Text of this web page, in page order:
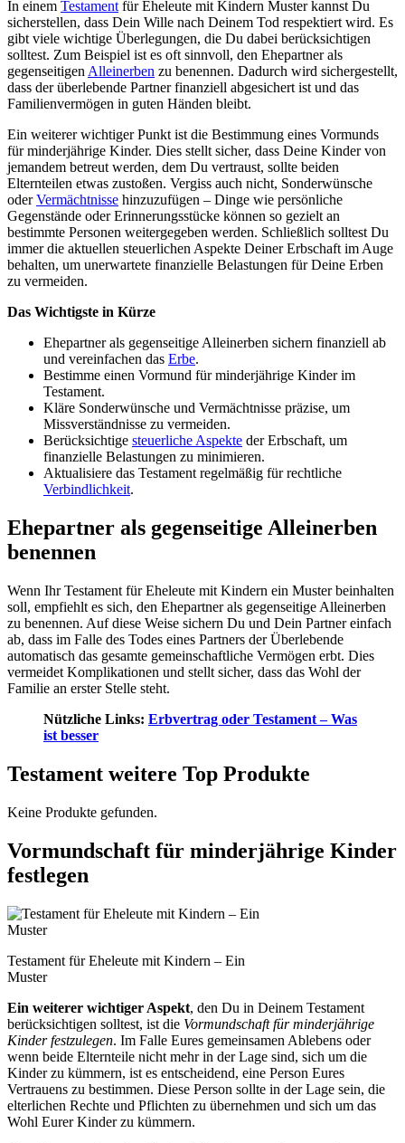
In einem Testament für Eheleute mit Kindern Muster kannst Du
sicherstellen, dass Dein Wille nach Deinem Tod respektiert wird. Es
gibt viele wichtige Überlegungen, die Du dabei berücksichtigen
solltest. Zum Beispiel ist es oft sinnvoll, den Ehepartner als
gegenseitigen Alleinerben zu benennen. Dadurch wird sichergestellt,
dass der überlebende Partner finanziell abgesichert ist und das
Familienvermögen in guten Händen bleibt.
Ein weiterer wichtiger Punkt ist die Bestimmung eines Vormunds
für minderjährige Kinder. Dies stellt sicher, dass Deine Kinder von
jemandem betreut werden, dem Du vertraust, sollte beiden
Elternteilen etwas zustoßen. Vergiss auch nicht, Sonderwünsche
oderVermächtnisse hinzuzufügen – Dinge wie persönliche
Gegenstände oder Erinnerungsstücke können so gezielt an
bestimmte Personen weitergegeben werden. Schließlich solltest Du
immer die aktuellen steuerlichen Aspekte Deiner Erbschaft im Auge
behalten, um unerwartete finanzielle Belastungen für Deine Erben
zu vermeiden.
Das Wichtigste in Kürze
Ehepartner als gegenseitige Alleinerben sichern finanziell ab
und vereinfachen das Erbe.
Bestimme einen Vormund für minderjährige Kinder im
Testament.
Kläre Sonderwünsche und Vermächtnisse präzise, um
Missverständnisse zu vermeiden.
Berücksichtige steuerliche Aspekte der Erbschaft, um
finanzielle Belastungen zu minimieren.
Aktualisiere das Testament regelmäßig für rechtliche
Verbindlichkeit.
Ehepartner als gegenseitige Alleinerben
benennen
Wenn Ihr Testament für Eheleute mit Kindern ein Muster beinhalten
soll, empfiehlt es sich, den Ehepartner als gegenseitige Alleinerben
zu benennen. Auf diese Weise sichern Du und Dein Partner einfach
ab, dass im Falle des Todes eines Partners der Überlebende
automatisch das gesamte gemeinschaftliche Vermögen erbt. Dies
vermeidet Komplikationen und stellt sicher, dass das Wohl der
Familie an erster Stelle steht.
Nützliche Links: Erbvertrag oder Testament – Was
ist besser
Testament weitere Top Produkte
Keine Produkte gefunden.
Vormundschaft für minderjährige Kinder
festlegen
Testament für Eheleute mit Kindern – Ein
Muster
Ein weiterer wichtiger Aspekt, den Du in Deinem Testament
berücksichtigen solltest, ist die Vormundschaft für minderjährige
Kinder festzulegen. Im Falle Eures gemeinsamen Ablebens oder
wenn beide Elternteile nicht mehr in der Lage sind, sich um die
Kinder zu kümmern, ist es entscheidend, eine Person Eures
Vertrauens zu bestimmen. Diese Person sollte in der Lage sein, die
elterlichen Rechte und Pflichten zu übernehmen und sich um das
Wohl Eurer Kinder zu kümmern.